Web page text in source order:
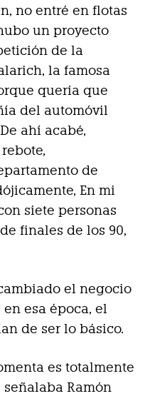
no entré en flotas
un proyecto
de la
, la famosa
quería que
del automóvil
ahí acabé,
de
En mi
siete personas
finales de los 90,
el negocio
esa época, el
de ser lo básico.
es totalmente
Ramón